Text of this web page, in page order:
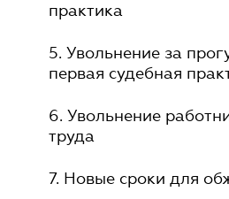
практика
5. Увольнение за
первая судебная
6. Увольнение
труда
7. Новые сроки для